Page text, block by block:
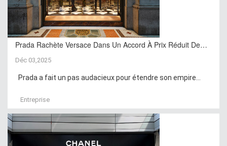
Prada Rachète Versace Dans Un Accord À Prix Réduit De…
Déc 03,2025
Prada a fait un pas audacieux pour étendre son empire...
Entreprise